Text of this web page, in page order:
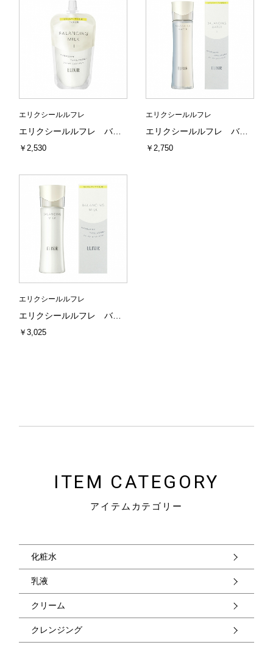
エリクシールルフレ
エリクシールルフレ バランシング ミルク２（つめかえ用）（とろとろタイプ）
￥2,530
エリクシールルフレ
エリクシールルフレ バランシングウォーター２（とりとろタイプ）
￥2,750
エリクシールルフレ
エリクシールルフレ バランシング ミルク１（さらさらタイプ）
￥3,025
ITEM CATEGORY
アイテムカテゴリー
化粧水
乳液
クリーム
クレンジング